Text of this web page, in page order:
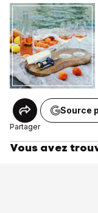
Partager
Source
Vous avez